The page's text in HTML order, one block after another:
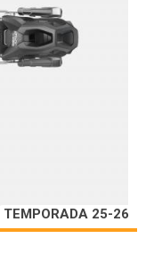
TEMPORADA 25-26